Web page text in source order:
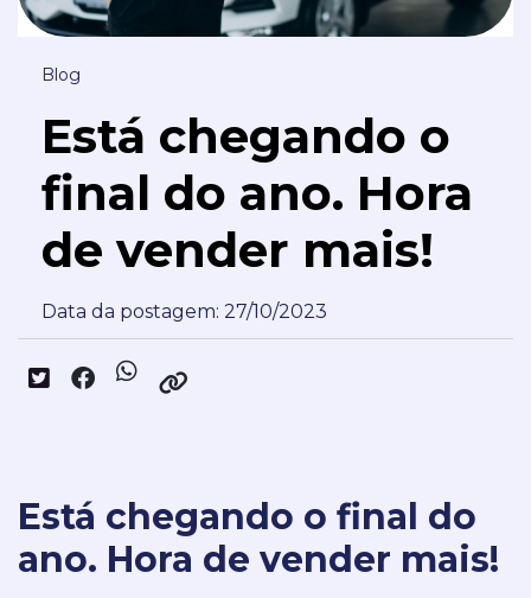
Blog
Está chegando o
final do ano. Hora
de vender mais!
Data da postagem: 27/10/2023
Está chegando o final do
ano. Hora de vender mais!